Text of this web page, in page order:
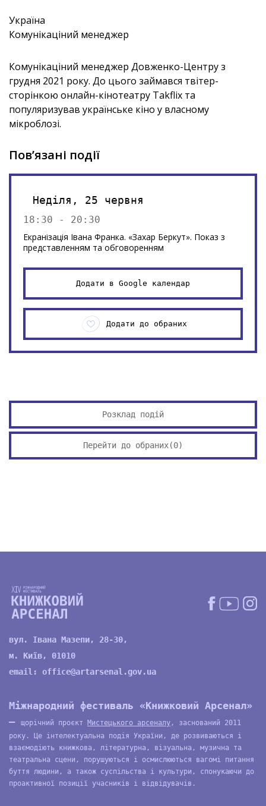
Україна
Комунікаціний менеджер
Комунікаціний менеджер Довженко-Центру з
грудня 2021 року. До цього займався твітер-
сторінкою онлайн-кінотеатру Takflix та
популяризував українське кіно у власному
мікроблозі.
Пов’язані події
Неділя, 25 червня
18:30 - 20:30
Екранізація Івана Франка. «Захар Беркут». Показ з
представленням та обговоренням
Додати в Google календар
Додати до обраних
Розклад подій
Перейти до обраних(0)
вул. Івана Мазепи, 28-30,
м. Київ, 01010
email: office@artarsenal.gov.ua
Міжнародний фестиваль «Книжковий Арсенал»
—
щорічний проєкт Мистецького арсеналу , заснований 2011
року. Це інтелектуальна подія України, де розвиваються і
взаємодіють книжкова, літературна, візуальна, музична та
театральна сцени, порушуються і осмислюються вагомі питання
буття людини, а також суспільства і культури, спонукаючи до
проактивної позиції учасників і відвідувачів.